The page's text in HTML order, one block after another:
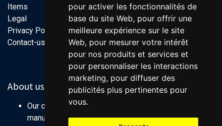
pour activer les fonctionnalités de
base du site Web, pour offrir une
meilleure expérience sur le site
Web, pour mesurer votre intérêt
pour nos produits et services et
pour personnaliser les interactions
marketing, pour diffuser des
publicités plus pertinentes pour
vous.
Items
Legal
Privacy Policy
Contact-us
About us
Our company is specialized in designing and
manufacturing axes controller used in wide range of